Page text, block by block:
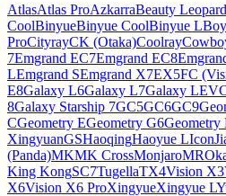
AtlasAtlas ProAzkarraBeauty Leopard
CoolBinyueBinyue CoolBinyue L
ProCityrayCK (Otaka)Coolray
7Emgrand EC7Emgrand EC8
LEmgrand SEmgrand X7EX5FC
E8Galaxy L6Galaxy L7Galaxy
8Galaxy Starship 7GC5GC6GC9
CGeometry EGeometry G6Geometry
XingyuanGSHaoqingHaoyue LIcon
(Panda)MKMK CrossMonjaroMR
King KongSC7TugellaTX4Vision X3
X6Vision X6 ProXingyueXingyue L